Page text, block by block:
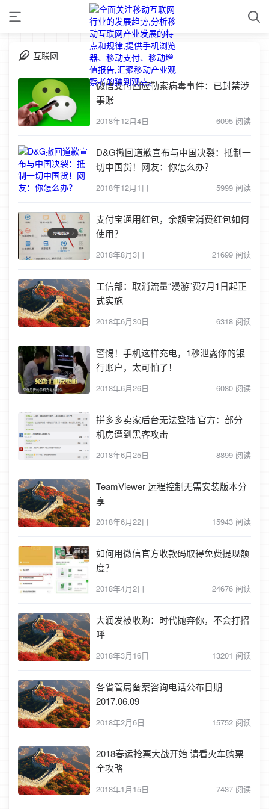
互联网
微信支付回应勒索病毒事件：已封禁涉
事账
2018年12月4日 6095 阅读
D&G撤回道歉宣布与中国决裂：抵制一
切中国货！网友：你怎么办？
2018年12月1日 5999 阅读
支付宝通用红包，余额宝消费红包如何
使用？
2018年8月3日 21699 阅读
工信部：取消流量“漫游”费7月1日起正
式实施
2018年6月30日 6318 阅读
警惕！手机这样充电，1秒泄露你的银
行账户，太可怕了！
2018年6月26日 6080 阅读
拼多多卖家后台无法登陆 官方：部分
机房遭到黑客攻击
2018年6月25日 8899 阅读
TeamViewer 远程控制无需安装版本分
享
2018年6月22日 15943 阅读
如何用微信官方收款码取得免费提现额
度？
2018年4月2日 24676 阅读
大润发被收购：时代抛弃你，不会打招
呼
2018年3月16日 13201 阅读
各省管局备案咨询电话公布日期
2017.06.09
2018年2月6日 15752 阅读
2018春运抢票大战开始 请看火车购票
全攻略
2018年1月15日 7437 阅读